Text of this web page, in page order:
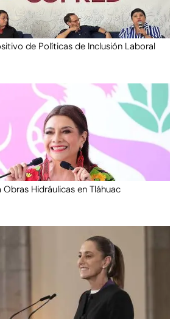
de Políticas de Inclusión Laboral
Hidráulicas en Tláhuac